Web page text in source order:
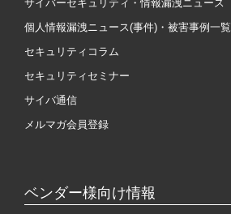
サイバーセキュリティ・情報漏洩ニュース
個人情報漏洩ニュース(事件)・被害事例一覧
セキュリティコラム
セキュリティセミナー
サイバ通信
メルマガ会員登録
ベンダー様向け情報